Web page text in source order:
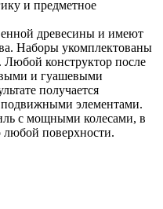
и предметное
древесины и имеют
Наборы укомплектованы
конструктор после
и гуашевыми
получается
подвижными элементами.
с мощными колесами, в
любой поверхности.